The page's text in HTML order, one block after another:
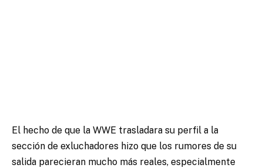
El hecho de que la WWE trasladara su perfil a la
sección de exluchadores hizo que los rumores de su
salida parecieran mucho más reales, especialmente